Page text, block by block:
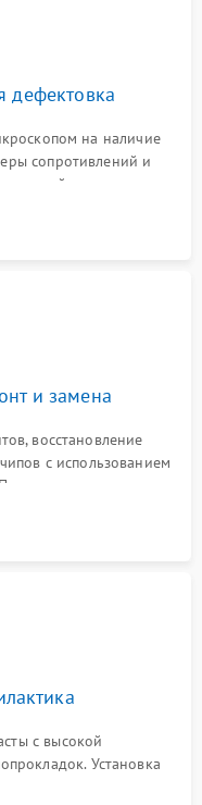
дефектовка
на наличие
сопротивлений и
цепей питания,
и видеочипа.
и замена
восстановление
с использованием
микросхемы
портов USB
с высокой
Установка